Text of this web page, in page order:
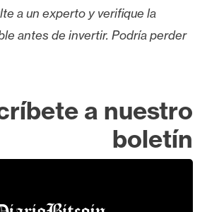
a un experto y verifique la
antes de invertir. Podría perder
a nuestro
boletín